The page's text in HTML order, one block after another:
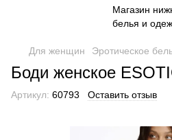
Для женщин Эротическое
Боди женское
Артикул: 60793 Оставить отзыв